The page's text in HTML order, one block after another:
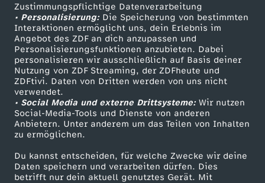
Zustimmungspflichtige Datenverarbeitung
• Personalisierung:Die Speicherung von bestimmten
Interaktionen ermöglicht uns, dein Erlebnis im
Angebot des ZDF an dich anzupassen und
Personalisierungsfunktionen anzubieten. Dabei
personalisieren wir ausschließlich auf Basis deiner
Nutzung von ZDF Streaming, der ZDFheute und
ZDFtivi. Daten von Dritten werden von uns nicht
verwendet.
• Social Media und externe Drittsysteme:Wir nutzen
Social-Media-Tools und Dienste von anderen
Anbietern. Unter anderem um das Teilen von Inhalten
zu ermöglichen.
Du kannst entscheiden, für welche Zwecke wir deine
Daten speichern und verarbeiten dürfen. Dies
betrifft nur dein aktuell genutztes Gerät. Mit
:
N
e
u
a
u
Livestreams
Sendungen A-Z
TV-Programm
Zuschauerservice
Hilfe
ZDF Unternehmen
Karriere
ZDF goes Schule